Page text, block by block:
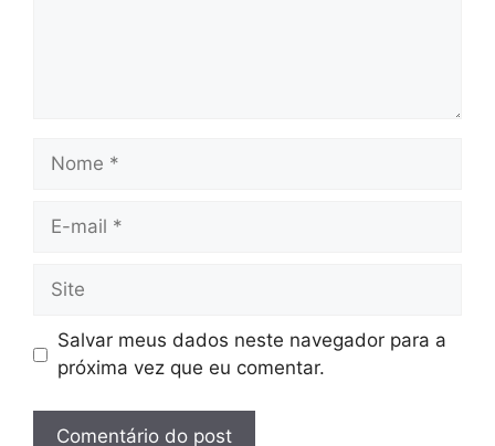
Nome
Site
Salvar meus dados neste navegador para a
próxima vez que eu comentar.